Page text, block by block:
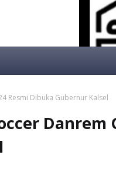
DI
Resmi Dibuka Gubernur Kalsel
Danrem